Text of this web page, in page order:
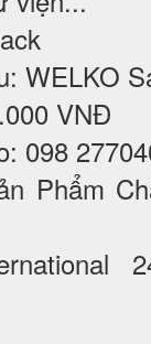
WELKO
VNĐ
098
Phẩm